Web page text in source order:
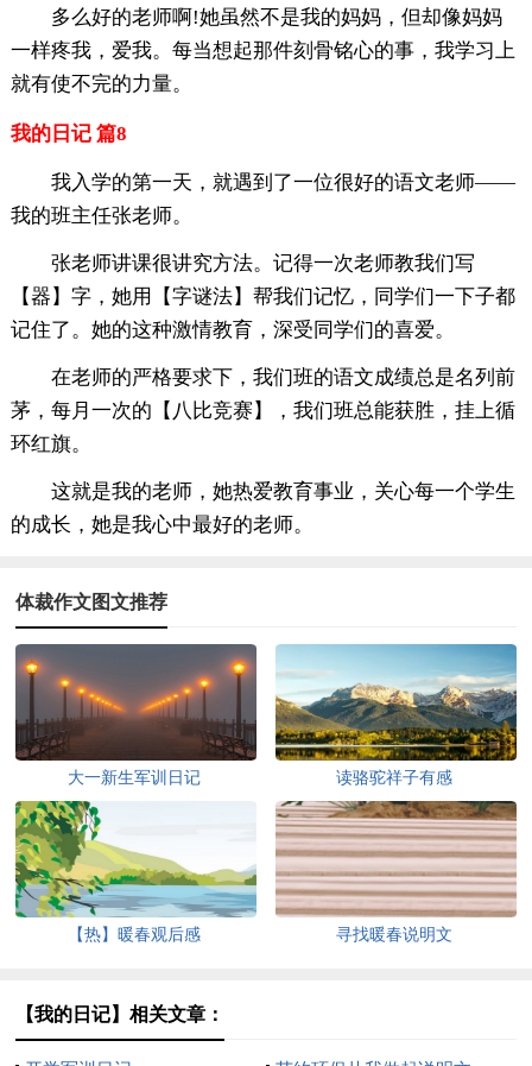
多么好的老师啊!她虽然不是我的妈妈，但却像妈妈
一样疼我，爱我。每当想起那件刻骨铭心的事，我学习上
就有使不完的力量。
我的日记 篇8
我入学的第一天，就遇到了一位很好的语文老师——
我的班主任张老师。
张老师讲课很讲究方法。记得一次老师教我们写
【器】字，她用【字谜法】帮我们记忆，同学们一下子都
记住了。她的这种激情教育，深受同学们的喜爱。
在老师的严格要求下，我们班的语文成绩总是名列前
茅，每月一次的【八比竞赛】，我们班总能获胜，挂上循
环红旗。
这就是我的老师，她热爱教育事业，关心每一个学生
的成长，她是我心中最好的老师。
体裁作文图文推荐
大一新生军训日记 读骆驼祥子有感
【热】暖春观后感 寻找暖春说明文
【我的日记】相关文章：